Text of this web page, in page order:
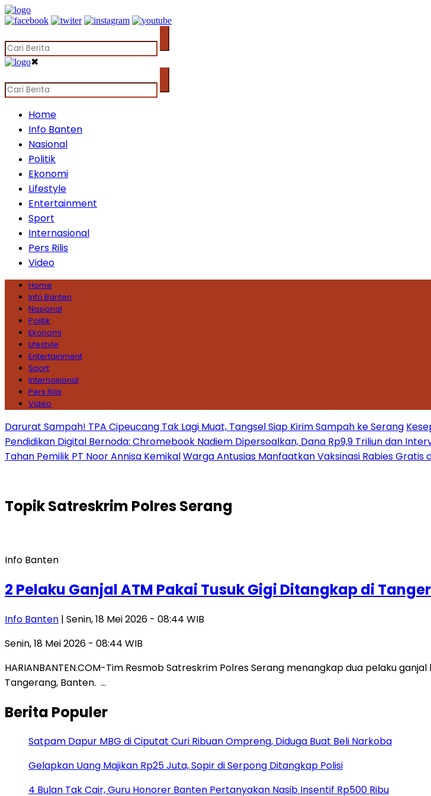
✖
Home
Info Banten
Nasional
Politik
Ekonomi
Lifestyle
Entertainment
Sport
Internasional
Pers Rilis
Video
Home
Info Banten
Nasional
Politik
Ekonomi
Lifestyle
Entertainment
Sport
Internasional
Pers Rilis
Video
Darurat Sampah! TPA Cipeucang Tak Lagi Muat, Tangsel Siap Kirim Sampah ke Serang
Pendidikan Digital Bernoda: Chromebook Nadiem Dipersoalkan, Dana Rp9,9 Triliun dan
Tahan Pemilik PT Noor Annisa KemikalWarga Antusias Manfaatkan Vaksinasi Rabies Gratis
TopikSatreskrim Polres Serang
Info Banten
2 Pelaku Ganjal ATM Pakai Tusuk Gigi Ditangkap di
Info Banten | Senin, 18 Mei 2026 - 08:44 WIB
Senin, 18 Mei 2026 - 08:44 WIB
HARIANBANTEN.COM-Tim Resmob Satreskrim Polres Serang menangkap dua pelaku
Tangerang, Banten. …
Berita Populer
Satpam Dapur MBG di Ciputat Curi Ribuan Ompreng, Diduga Buat Beli Narkoba
Gelapkan Uang Majikan Rp25 Juta, Sopir di Serpong Ditangkap Polisi
4 Bulan Tak Cair, Guru Honorer Banten Pertanyakan Nasib Insentif Rp500 Ribu